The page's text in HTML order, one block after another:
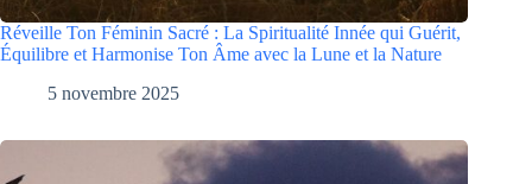
Réveille Ton Féminin Sacré : La Spiritualité Innée qui Guérit,
Équilibre et Harmonise Ton Âme avec la Lune et la Nature
5 novembre 2025